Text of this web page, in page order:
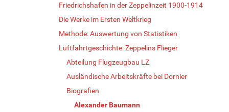
Friedrichshafen in der Zeppelinzeit 1900-1914
Die Werke im Ersten Weltkrieg
Methode: Auswertung von Statistiken
Luftfahrtgeschichte: Zeppelins Flieger
Abteilung Flugzeugbau LZ
Ausländische Arbeitskräfte bei Dornier
Biografien
Alexander Baumann